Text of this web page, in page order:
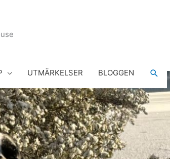
UTMÄRKELSER BLOGGEN Sök